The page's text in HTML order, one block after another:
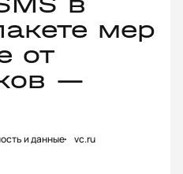
мер
от
—
и данные vc.ru